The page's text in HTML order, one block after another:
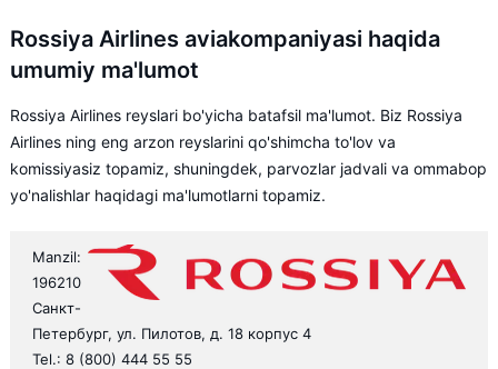
Rossiya Airlines aviakompaniyasi haqida
umumiy ma'lumot
Rossiya Airlines reyslari bo'yicha batafsil ma'lumot. Biz Rossiya
Airlines ning eng arzon reyslarini qo'shimcha to'lov va
komissiyasiz topamiz, shuningdek, parvozlar jadvali va ommabop
yo'nalishlar haqidagi ma'lumotlarni topamiz.
Manzil:
196210
Санкт-
Петербург, ул. Пилотов, д. 18 корпус 4
Tel.: 8 (800) 444 55 55